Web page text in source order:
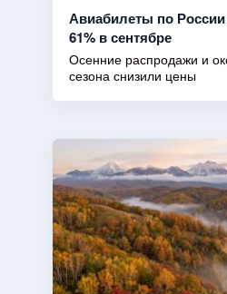
Авиабилеты по
61% в сентябре
Осенние распродажи и
сезона снизили цены